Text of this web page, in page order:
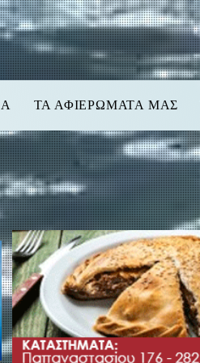
ΤΑ ΑΦΙΕΡΩΜΑΤΑ ΜΑΣ